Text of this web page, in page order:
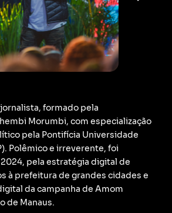
formado pela
Morumbi, com especialização
pela Pontifícia Universidade
Polêmico e irreverente, foi
pela estratégia digital de
à prefeitura de grandes cidades e
da campanha de Amom
de Manaus.